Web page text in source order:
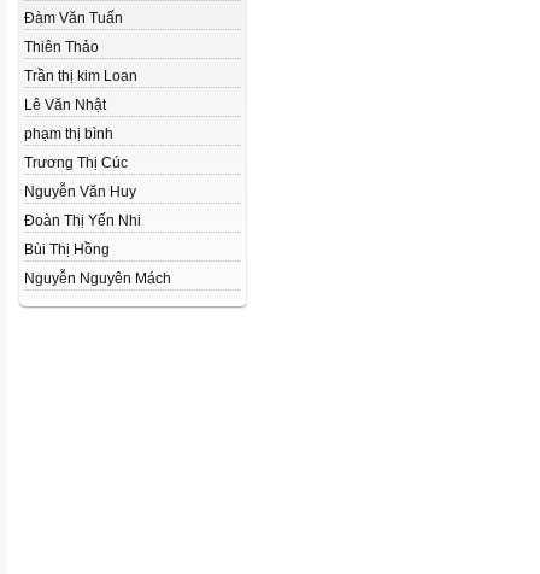
Đàm Văn Tuấn
Thiên Thảo
Trần thị kim Loan
Lê Văn Nhật
phạm thị bình
Trương Thị Cúc
Nguyễn Văn Huy
Đoàn Thị Yến Nhi
Bùi Thị Hồng
Nguyễn Nguyên Mách